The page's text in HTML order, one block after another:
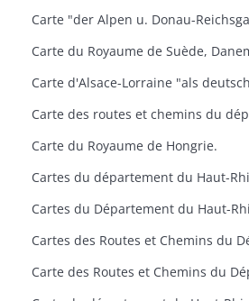
Carte du Royaume de Suède,
Carte d'Alsace-Lorraine "als
Carte du Royaume de Hongrie.